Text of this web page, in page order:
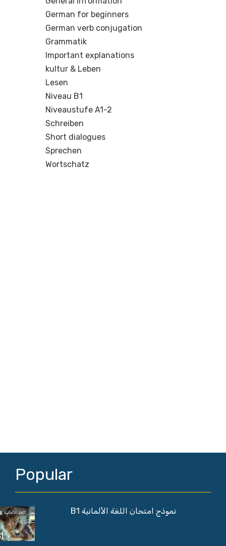
German for beginners
German verb conjugation
Grammatik
Important explanations
kultur & Leben
Lesen
Niveau B1
Niveaustufe A1-2
Schreiben
Short dialogues
Sprechen
Wortschatz
Popular
نموذج امتحان اللغة الألمانية B1